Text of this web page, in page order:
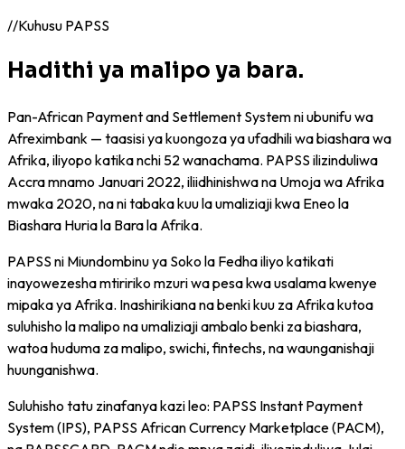
//Kuhusu PAPSS
Hadithi ya malipo ya bara.
Pan-African Payment and Settlement System ni ubunifu wa
Afreximbank — taasisi ya kuongoza ya ufadhili wa biashara wa
Afrika, iliyopo katika nchi 52 wanachama. PAPSS ilizinduliwa
Accra mnamo Januari 2022, iliidhinishwa na Umoja wa Afrika
mwaka 2020, na ni tabaka kuu la umaliziaji kwa Eneo la
Biashara Huria la Bara la Afrika.
PAPSS ni Miundombinu ya Soko la Fedha iliyo katikati
inayowezesha mtiririko mzuri wa pesa kwa usalama kwenye
mipaka ya Afrika. Inashirikiana na benki kuu za Afrika kutoa
suluhisho la malipo na umaliziaji ambalo benki za biashara,
watoa huduma za malipo, swichi, fintechs, na waunganishaji
huunganishwa.
Suluhisho tatu zinafanya kazi leo: PAPSS Instant Payment
System (IPS), PAPSS African Currency Marketplace (PACM),